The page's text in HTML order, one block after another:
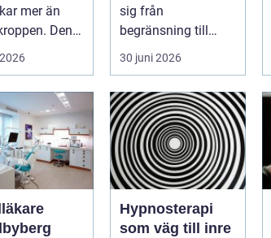
mer än
Den
sömnen,
svårt ...
sig från
begränsning till
möjligheter. Efter en
skada, sjukdom
elle...
30 juni 2026
Hypnosterapi
som väg till inre